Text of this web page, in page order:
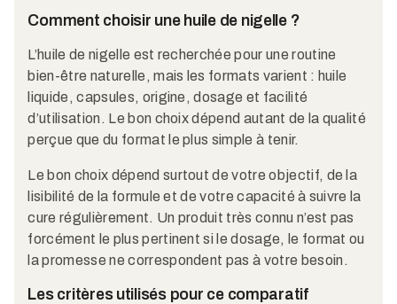
Comment choisir une huile de nigelle ?
L’huile de nigelle est recherchée pour une routine
bien-être naturelle, mais les formats varient : huile
liquide, capsules, origine, dosage et facilité
d’utilisation. Le bon choix dépend autant de la qualité
perçue que du format le plus simple à tenir.
Le bon choix dépend surtout de votre objectif, de la
lisibilité de la formule et de votre capacité à suivre la
cure régulièrement. Un produit très connu n’est pas
forcément le plus pertinent si le dosage, le format ou
la promesse ne correspondent pas à votre besoin.
Les critères utilisés pour ce comparatif